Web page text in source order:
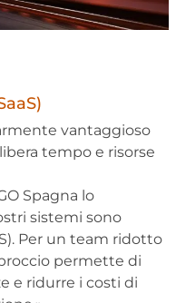
vantaggioso
tempo e risorse
Spagna lo
sistemi sono
Per un team ridotto
permette di
e ridurre i costi di